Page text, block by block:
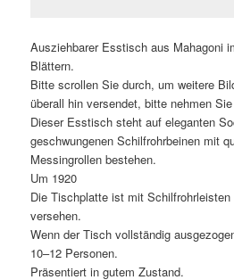
Ausziehbarer Esstisch aus Mahagoni
Blättern.
Bitte scrollen Sie durch, um weitere
überall hin versendet, bitte nehmen
Dieser Esstisch steht auf eleganten
geschwungenen Schilfrohrbeinen mit
Messingrollen bestehen.
Um 1920
Die Tischplatte ist mit Schilfrohrleisten
versehen.
Wenn der Tisch vollständig
10–12 Personen.
Präsentiert in gutem Zustand.